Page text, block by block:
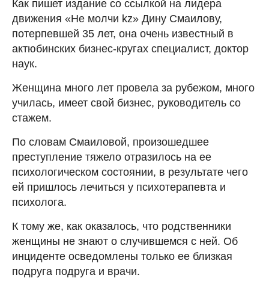
Как пишет издание со ссылкой на лидера
движения «Не молчи kz» Дину Смаилову,
потерпевшей 35 лет, она очень известный в
актюбинских бизнес-кругах специалист, доктор
наук.
Женщина много лет провела за рубежом, много
училась, имеет свой бизнес, руководитель со
стажем.
По словам Смаиловой, произошедшее
преступление тяжело отразилось на ее
психологическом состоянии, в результате чего
ей пришлось лечиться у психотерапевта и
психолога.
К тому же, как оказалось, что родственники
женщины не знают о случившемся с ней. Об
инциденте осведомлены только ее близкая
подруга подруга и врачи.